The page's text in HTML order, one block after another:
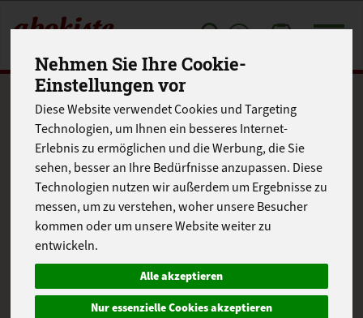
Nehmen Sie Ihre Cookie-
Einstellungen vor
Diese Website verwendet Cookies und Targeting
Technologien, um Ihnen ein besseres Internet-
Erlebnis zu ermöglichen und die Werbung, die Sie
sehen, besser an Ihre Bedürfnisse anzupassen. Diese
Technologien nutzen wir außerdem um Ergebnisse zu
messen, um zu verstehen, woher unsere Besucher
kommen oder um unsere Website weiter zu
entwickeln.
Alle akzeptieren
Nur essenzielle Cookies akzeptieren
Produkte Frischetheke
Produkt "Höhlenkäse
Jens Langkniv" nicht
verfügbar.
Das von Ihnen gesuchte Produkt ist leider zur Zeit nicht